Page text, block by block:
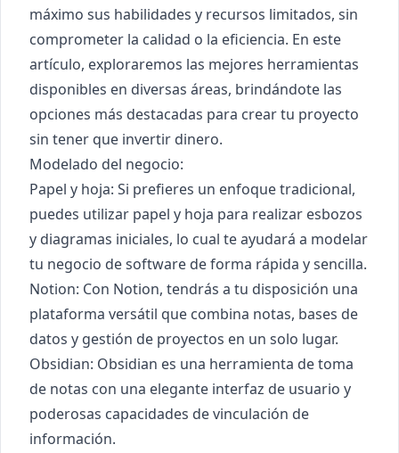
máximo sus habilidades y recursos limitados, sin
comprometer la calidad o la eficiencia. En este
artículo, exploraremos las mejores herramientas
disponibles en diversas áreas, brindándote las
opciones más destacadas para crear tu proyecto
sin tener que invertir dinero.
Modelado del negocio:
Papel y hoja: Si prefieres un enfoque tradicional,
puedes utilizar papel y hoja para realizar esbozos
y diagramas iniciales, lo cual te ayudará a modelar
tu negocio de software de forma rápida y sencilla.
Notion: Con Notion, tendrás a tu disposición una
plataforma versátil que combina notas, bases de
datos y gestión de proyectos en un solo lugar.
Obsidian: Obsidian es una herramienta de toma
de notas con una elegante interfaz de usuario y
poderosas capacidades de vinculación de
información.